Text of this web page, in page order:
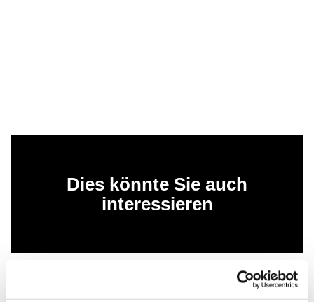
Dies könnte Sie auch
interessieren